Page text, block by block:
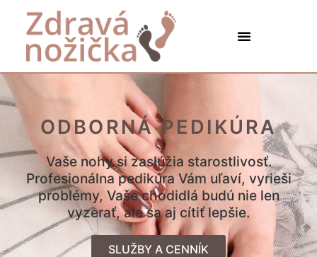
ODBORNÁ PEDIKÚRA
Vaše nohy si zaslúžia starostlivosť.
Profesionálna pedikúra Vám uľaví, vyrieši
problémy, Vaše chodidlá budú nie len
vyzerať, ale sa aj cítiť lepšie.
SLUŽBY A CENNÍK